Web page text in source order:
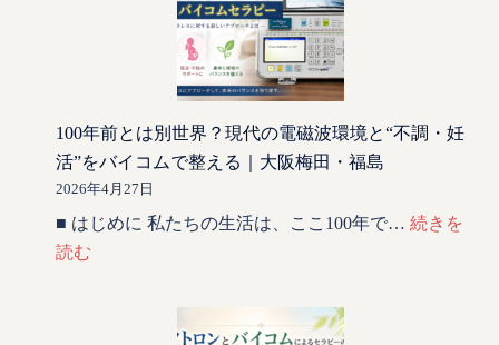
100年前とは別世界？現代の電磁波環境と“不調・妊
活”をバイコムで整える｜大阪梅田・福島
2026年4月27日
■ はじめに 私たちの生活は、ここ100年で… 続きを
読む